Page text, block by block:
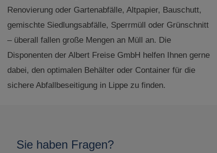
Renovierung oder Gartenabfälle, Altpapier, Bauschutt,
gemischte Siedlungsabfälle, Sperrmüll oder Grünschnitt
– überall fallen große Mengen an Müll an. Die
Disponenten der Albert Freise GmbH helfen Ihnen gerne
dabei, den optimalen Behälter oder Container für die
sichere Abfallbeseitigung in Lippe zu finden.
Sie haben Fragen?